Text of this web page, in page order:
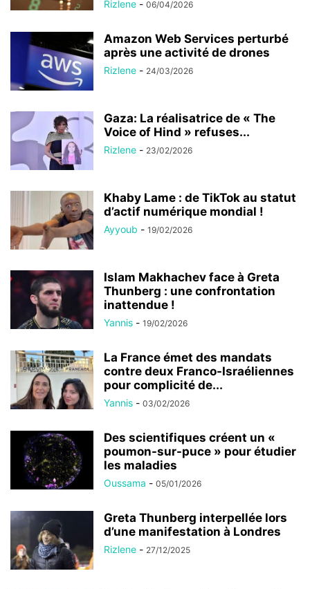
Rizlene - 06/04/2026
Amazon Web Services perturbé
après une activité de drones
Rizlene - 24/03/2026
Gaza: La réalisatrice de « The
Voice of Hind » refuses...
Rizlene - 23/02/2026
Khaby Lame : de TikTok au statut
d’actif numérique mondial !
Ayyoub - 19/02/2026
Islam Makhachev face à Greta
Thunberg : une confrontation
inattendue !
Yannis - 19/02/2026
La France émet des mandats
contre deux Franco-Israéliennes
pour complicité de...
Yannis - 03/02/2026
Des scientifiques créent un «
poumon-sur-puce » pour étudier
les maladies
Oussama - 05/01/2026
Greta Thunberg interpellée lors
d’une manifestation à Londres
Rizlene - 27/12/2025